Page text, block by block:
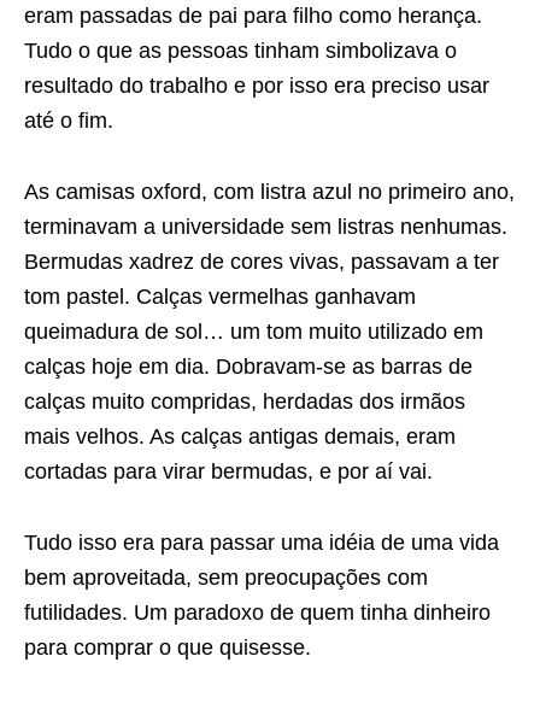
eram passadas de pai para filho como herança.
Tudo o que as pessoas tinham simbolizava o
resultado do trabalho e por isso era preciso usar
até o fim.
As camisas oxford, com listra azul no primeiro ano,
terminavam a universidade sem listras nenhumas.
Bermudas xadrez de cores vivas, passavam a ter
tom pastel. Calças vermelhas ganhavam
queimadura de sol… um tom muito utilizado em
calças hoje em dia. Dobravam-se as barras de
calças muito compridas, herdadas dos irmãos
mais velhos. As calças antigas demais, eram
cortadas para virar bermudas, e por aí vai.
Tudo isso era para passar uma idéia de uma vida
bem aproveitada, sem preocupações com
futilidades. Um paradoxo de quem tinha dinheiro
para comprar o que quisesse.